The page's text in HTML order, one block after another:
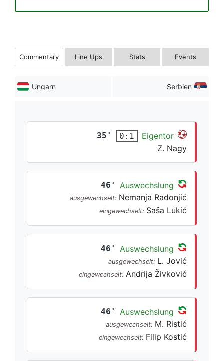
Commentary Line Ups Stats Events
Ungarn Serbien
35' 0:1
Eigentor
Z. Nagy
46' Auswechslung
ausgewechselt: Nemanja Radonjić
eingewechselt: Saša Lukić
46' Auswechslung
ausgewechselt: L. Jović
eingewechselt: Andrija Živković
46' Auswechslung
ausgewechselt: M. Ristić
eingewechselt: Filip Kostić